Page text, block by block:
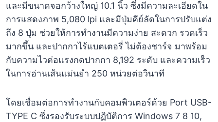
และมีขนาดจอกว้างใหญ่ 10.1 นิ้ว ซึ่งมีความละเอียดใน
การแสดงภาพ 5,080 lpi และมีปุ่มคีย์ลัดในการปรับแต่ง
ถึง 8 ปุ่ม ช่วยให้การทำงานมีความง่าย สะดวก รวดเร็ว
มากขึ้น และปากกาไร้แบตเตอรี่ ไม่ต้องชาร์จ มาพร้อม
กับความไวต่อแรงกดปากกา 8,192 ระดับ และความเร็ว
ในการอ่านเส้นแม่นยำ 250 หน่วยต่อวินาที
โดยเชื่อมต่อการทำงานกับคอมพิวเตอร์ด้วย Port USB-
TYPE C ซึ่งรองรับระบบปฏิบัติการ Windows 7 8 10,